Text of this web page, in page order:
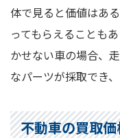
体で見ると価値はあ
ってもらえることも
かせない車の場合、
なパーツが採取でき
不動車の買取